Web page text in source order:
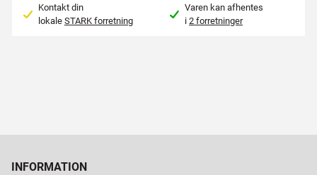
Kontakt din
lokale STARK forretning
Varen kan afhentes
i2 forretninger
INFORMATION